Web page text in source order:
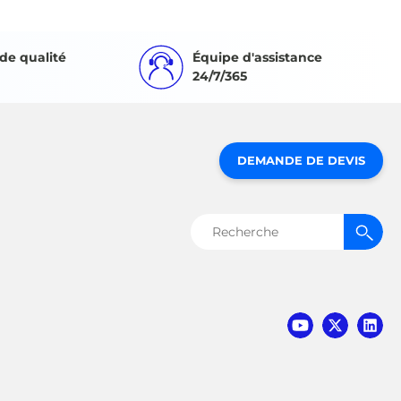
qualité
Équipe d'assistance
24/7/365
DEMANDE DE DEVIS
Rechercher :